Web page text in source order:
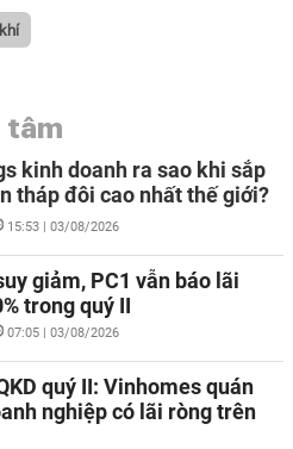
tâm
kinh doanh ra sao khi sắp
tháp đôi cao nhất thế giới?
15:53 | 03/08/2026
giảm, PC1 vẫn báo lãi
trong quý II
07:05 | 03/08/2026
quý II: Vinhomes quán
nghiệp có lãi ròng trên